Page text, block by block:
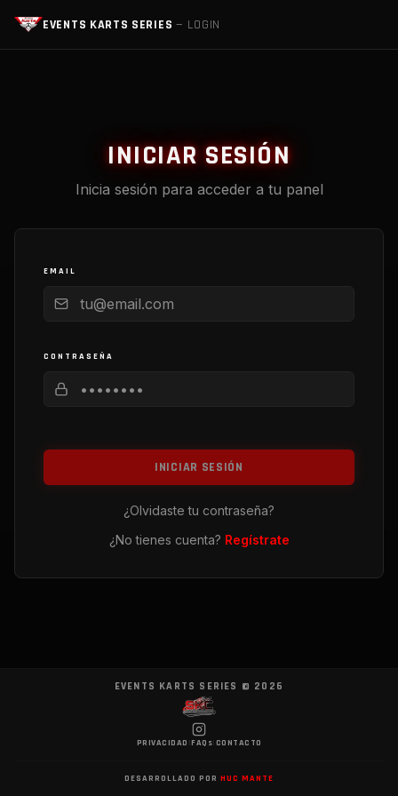
EVENTS KARTS SERIES — LOGIN
INICIAR SESIÓN
Inicia sesión para acceder a tu panel
EMAIL
CONTRASEÑA
INICIAR SESIÓN
¿Olvidaste tu contraseña?
¿No tienes cuenta? Regístrate
EVENTS KARTS SERIES © 2026
PRIVACIDAD FAQs CONTACTO
DESARROLLADO POR HUC MANTE